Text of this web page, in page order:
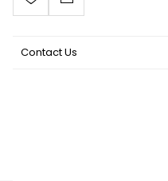
Contact Us